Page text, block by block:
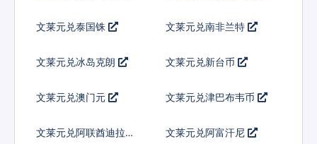
文莱元兑泰国铢 文莱元兑南非兰特
文莱元兑冰岛克朗 文莱元兑新台币
文莱元兑澳门元 文莱元兑津巴布韦币
文莱元兑阿联酋迪拉姆
文莱元兑阿富汗尼